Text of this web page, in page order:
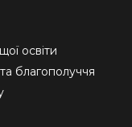
освіти
благополуччя